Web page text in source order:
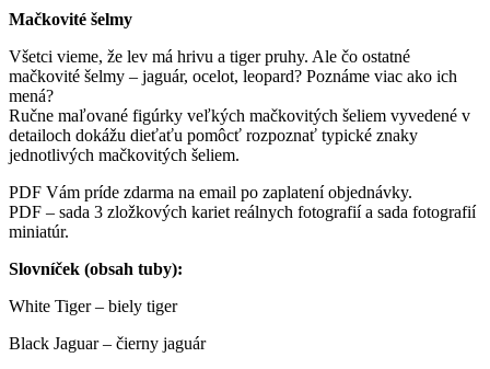
-
+
PDF
Mačkovité šelmy
Všetci vieme, že lev má hrivu a tiger pruhy. Ale čo ostatné
mačkovité šelmy – jaguár, ocelot, leopard? Poznáme viac ako ich
mená?
Ručne maľované figúrky veľkých mačkovitých šeliem vyvedené v
detailoch dokážu dieťaťu pomôcť rozpoznať typické znaky
jednotlivých mačkovitých šeliem.
PDF Vám príde zdarma na email po zaplatení objednávky.
PDF – sada 3 zložkových kariet reálnych fotografií a sada fotografií
miniatúr.
Slovníček (obsah tuby):
White Tiger – biely tiger
Black Jaguar – čierny jaguár